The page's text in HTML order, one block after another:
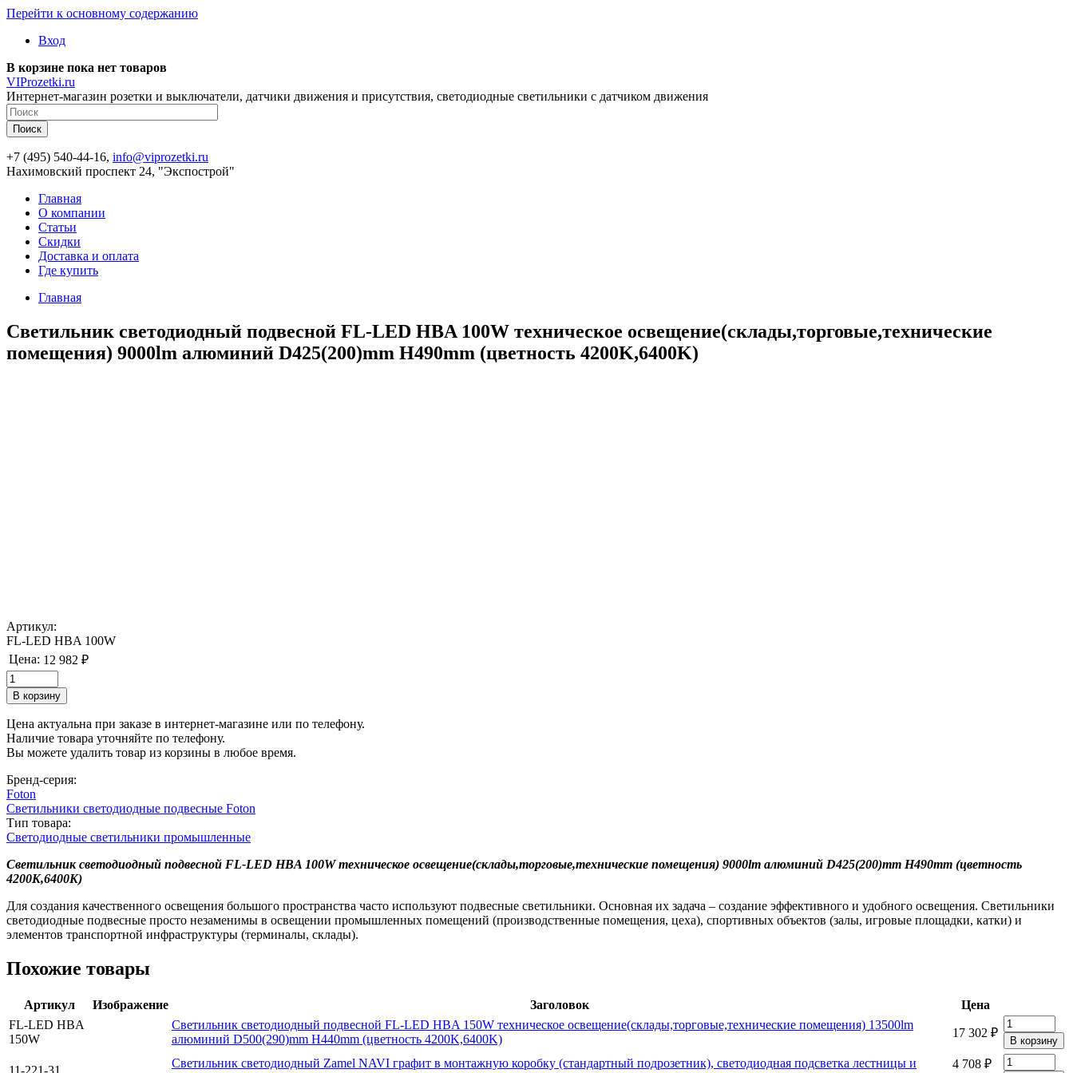
Перейти к основному содержанию
Вход
В корзине пока нет товаров
VIProzetki.ru
Интернет-магазин розетки и выключатели, датчики движения и присутствия, светодиодные светильники с датчиком движения
+7 (495) 540-44-16, info@viprozetki.ru
Нахимовский проспект 24, "Экспострой"
Главная
О компании
Статьи
Скидки
Доставка и оплата
Где купить
Главная
Светильник светодиодный подвесной FL-LED HBA 100W техническое освещение(склады,торговые,технические
помещения) 9000lm алюминий D425(200)mm H490mm (цветность 4200K,6400K)
Артикул:
FL-LED HBA 100W
Цена: 12 982 ₽
Цена актуальна при заказе в интернет-магазине или по телефону.
Наличие товара уточняйте по телефону.
Вы можете удалить товар из корзины в любое время.
Бренд-серия:
Foton
Светильники светодиодные подвесные Foton
Тип товара:
Светодиодные светильники промышленные
Светильник светодиодный подвесной FL-LED HBA 100W техническое освещение(склады,торговые,технические помещения) 9000lm алюминий D425(200)mm H490mm (цветность
4200K,6400K)
Для создания качественного освещения большого пространства часто используют подвесные светильники. Основная их задача – создание эффективного и удобного освещения. Светильники
светодиодные подвесные просто незаменимы в освещении промышленных помещений (производственные помещения, цеха), спортивных объектов (залы, игровые площадки, катки) и
элементов транспортной инфраструктуры (терминалы, склады).
Похожие товары
Артикул Изображение Заголовок
Цена
FL-LED HBA
150W
Светильник светодиодный подвесной FL-LED HBA 150W техническое освещение(склады,торговые,технические помещения) 13500lm
алюминий D500(290)mm H440mm (цветность 4200K,6400K)
17 302 ₽
11-221-31
Светильник светодиодный Zamel NAVI графит в монтажную коробку (стандартный подрозетник), светодиодная подсветка лестницы и
4 708 ₽